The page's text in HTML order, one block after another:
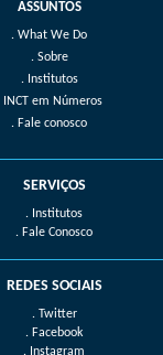
What We Do
Sobre
Institutos
INCT em Números
Fale conosco
SERVIÇOS
. Institutos
. Fale Conosco
REDES SOCIAIS
. Twitter
. Facebook
. Instagram